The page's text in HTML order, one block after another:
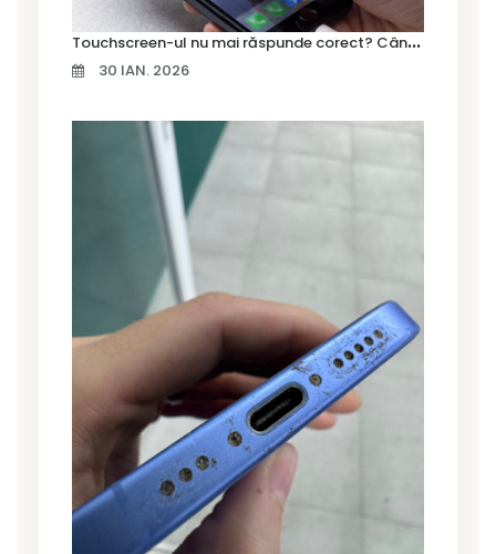
T
ouchscreen-ul nu mai răspunde corect? Când trebuie schimbat display-ul
30 IAN. 2026